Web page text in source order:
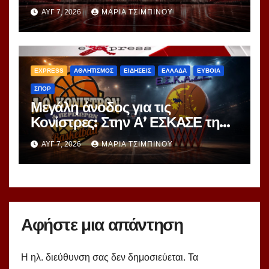
ο διαγωνισμός των 24,8 εκατ.
ΑΥΓ 7, 2026 ΜΑΡΊΑ ΤΣΙΜΠΙΝΟΎ
EXPRESS ΑΘΛΗΤΙΣΜΟΣ ΕΙΔΗΣΕΙΣ ΕΛΛΑΔΑ ΕΥΒΟΙΑ
ΣΠΟΡ
Μεγάλη άνοδος για τις
Κονίστρες: Στην Α’ ΕΣΚΑΣΕ τη
νέα σεζόν – Αυτές είναι οι 12
ομάδες!
ΑΥΓ 7, 2026 ΜΑΡΊΑ ΤΣΙΜΠΙΝΟΎ
Αφήστε μια απάντηση
Η ηλ. διεύθυνση σας δεν δημοσιεύεται. Τα